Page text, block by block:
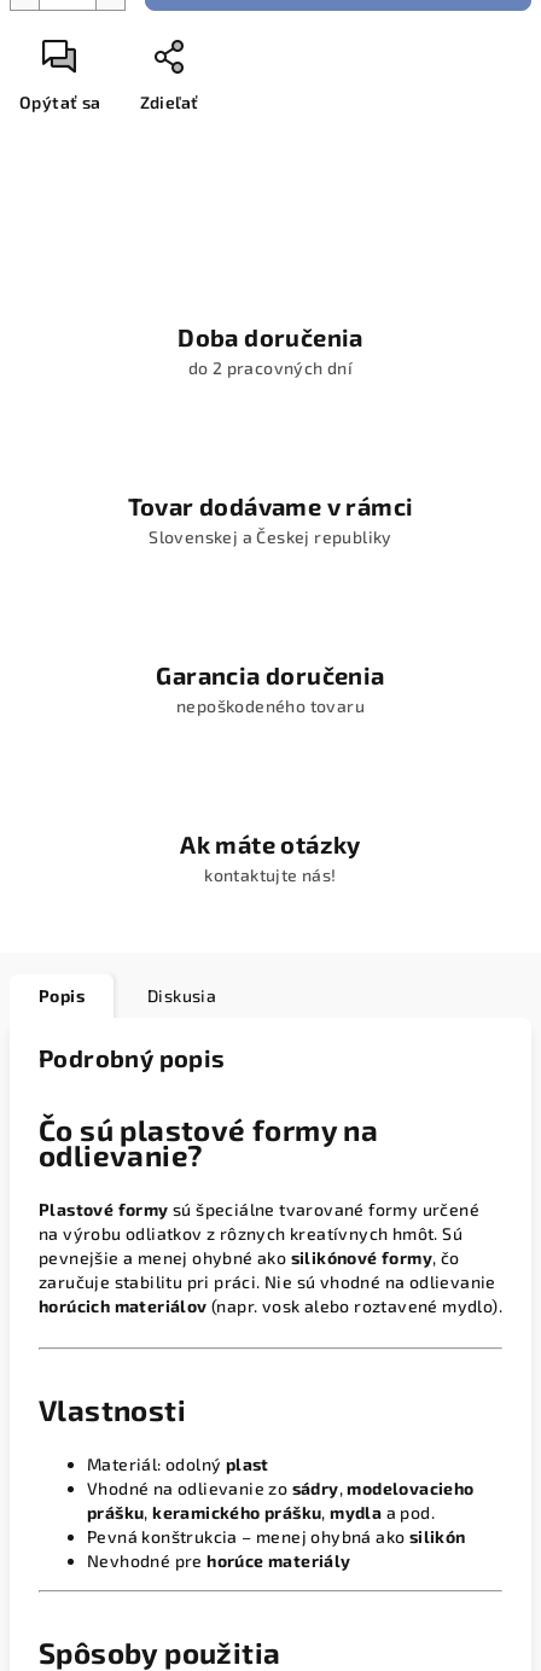
Opýtať sa Zdieľať
Doba doručenia
do 2 pracovných dní
Tovar dodávame v rámci
Slovenskej a Českej republiky
Garancia doručenia
nepoškodeného tovaru
Ak máte otázky
kontaktujte nás!
Popis Diskusia
Podrobný popis
Čo sú plastové formy na
odlievanie?
Plastové formy sú špeciálne tvarované formy určené
na výrobu odliatkov z rôznych kreatívnych hmôt. Sú
pevnejšie a menej ohybné ako silikónové formy, čo
zaručuje stabilitu pri práci. Nie sú vhodné na odlievanie
horúcich materiálov (napr. vosk alebo roztavené mydlo).
Vlastnosti
Materiál: odolný plast
Vhodné na odlievanie zo sádry,modelovacieho
prášku,keramického prášku,mydla a pod.
Pevná konštrukcia – menej ohybná ako silikón
Nevhodné prehorúce materiály
Spôsoby použitia